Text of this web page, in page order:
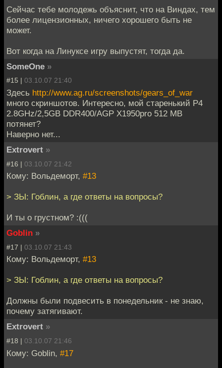
Сейчас тебе молодежь объяснит, что на Виндах, тем
более лицензионных, ничего хорошего быть не
может.
Вот когда на Линуксе игру выпустят, тогда да.
SomeOne »
#15 | 03.10.07 21:40
Здесь http://www.ag.ru/screenshots/gears_of_war
много скриншотов. Интересно, мой старенький P4
2.8GHz/2,5GB DDR400/AGP X1950pro 512 MB
потянет?
Наверно нет...
Extrovert »
#16 | 03.10.07 21:42
Кому: Вольдеморт, #13
> ЗЫ: Гоблин, а где ответы на вопросы?
И ты о грустном? :(((
Goblin »
#17 | 03.10.07 21:43
Кому: Вольдеморт, #13
> ЗЫ: Гоблин, а где ответы на вопросы?
Должны были подвесить в понедельник - не знаю,
почему затягивают.
Extrovert »
#18 | 03.10.07 21:46
Кому: Goblin, #17